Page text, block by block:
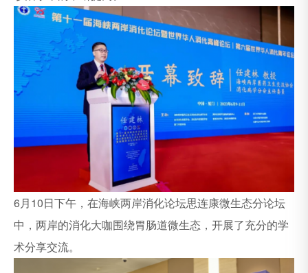
6月10日下午，在海峡两岸消化论坛思连康微生态分论坛
中，两岸的消化大咖围绕胃肠道微生态，开展了充分的学
术分享交流。